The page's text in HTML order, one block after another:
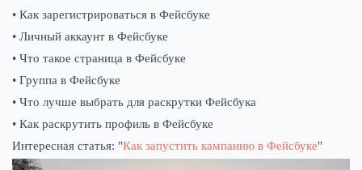
• Как зарегистрироваться в Фейсбуке
• Личный аккаунт в Фейсбуке
• Что такое страница в Фейсбуке
• Группа в Фейсбуке
• Что лучше выбрать для раскрутки Фейсбука
• Как раскрутить профиль в Фейсбуке
Интересная статья: "Как запустить кампанию в Фейсбуке"